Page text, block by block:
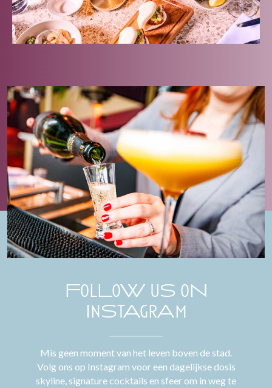
FolLoW uS oN
InStAgrAm
Mis geen moment van het leven boven de stad.
Volg ons op Instagram voor een dagelijkse dosis
skyline, signature cocktails en sfeer om in weg te